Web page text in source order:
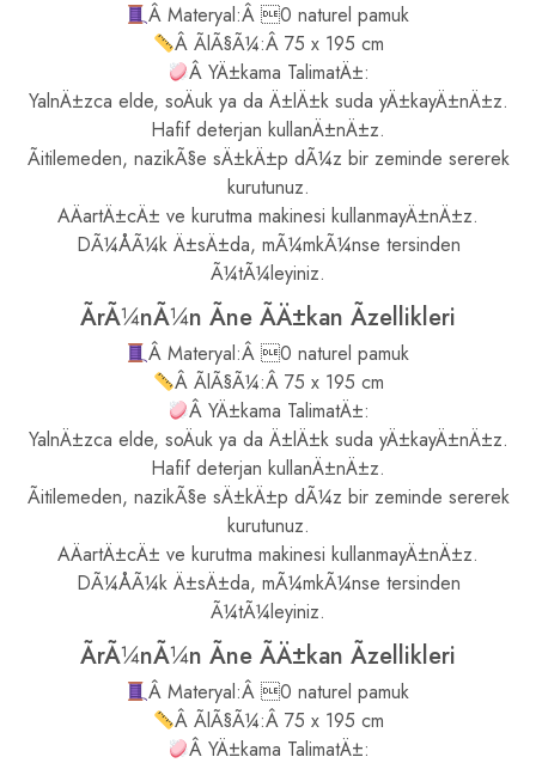
Â Materyal:Â 0 naturel pamuk
Â ÃlÃ§Ã¼:Â 75 x 195 cm
Â YÄ±kama TalimatÄ±:
YalnÄ±zca elde, soÄuk ya da Ä±lÄ±k suda yÄ±kayÄ±nÄ±z.
Hafif deterjan kullanÄ±nÄ±z.
Ãitilemeden, nazikÃ§e sÄ±kÄ±p dÃ¼z bir zeminde sererek
kurutunuz.
AÄartÄ±cÄ± ve kurutma makinesi kullanmayÄ±nÄ±z.
DÃ¼ÅÃ¼k Ä±sÄ±da, mÃ¼mkÃ¼nse tersinden
Ã¼tÃ¼leyiniz.
ÃrÃ¼nÃ¼n Ãne ÃÄ±kan Ãzellikleri
Â Materyal:Â 0 naturel pamuk
Â ÃlÃ§Ã¼:Â 75 x 195 cm
Â YÄ±kama TalimatÄ±:
YalnÄ±zca elde, soÄuk ya da Ä±lÄ±k suda yÄ±kayÄ±nÄ±z.
Hafif deterjan kullanÄ±nÄ±z.
Ãitilemeden, nazikÃ§e sÄ±kÄ±p dÃ¼z bir zeminde sererek
kurutunuz.
AÄartÄ±cÄ± ve kurutma makinesi kullanmayÄ±nÄ±z.
DÃ¼ÅÃ¼k Ä±sÄ±da, mÃ¼mkÃ¼nse tersinden
Ã¼tÃ¼leyiniz.
ÃrÃ¼nÃ¼n Ãne ÃÄ±kan Ãzellikleri
Â Materyal:Â 0 naturel pamuk
Â ÃlÃ§Ã¼:Â 75 x 195 cm
Â YÄ±kama TalimatÄ±: